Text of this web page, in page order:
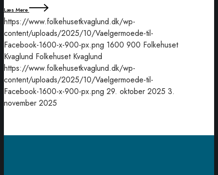
Læs Mere
https://www.folkehusetkvaglund.dk/wp-
content/uploads/2025/10/Vaelgermoede-til-
Facebook-1600-x-900-px.png 1600 900 Folkehuset
Kvaglund Folkehuset Kvaglund
https://www.folkehusetkvaglund.dk/wp-
content/uploads/2025/10/Vaelgermoede-til-
Facebook-1600-x-900-px.png 29. oktober 2025 3.
november 2025